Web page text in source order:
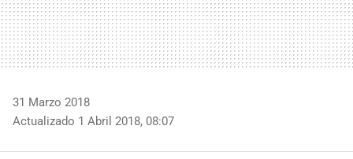
31 Marzo 2018
Actualizado 1 Abril 2018, 08:07